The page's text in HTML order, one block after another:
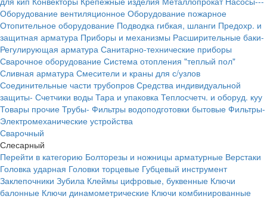
Оборудование вентиляционное Оборудование пожарное
Отопительное оборудование Подводка гибкая, шланги Предохр. и
защитная арматура Приборы и механизмы Расширительные баки-
Регулирующая арматура Санитарно-технические приборы
Сварочное оборудование Система отопления "теплый пол"
Сливная арматура Смесители и краны для с/узлов
Соединительные части трубопров Средства индивидуальной
защиты- Счетчики воды Тара и упаковка Теплосчетч. и оборуд. куу
Товары прочие Трубы- Фильтры водоподготовки бытовые Фильтры-
Электромеханические устройства
Сварочный
Слесарный
Перейти в категорию Болторезы и ножницы арматурные Верстаки
Головка ударная Головки торцевые Губцевый инструмент
Заклепочники Зубила Клеймы цифровые, буквенные Ключи
балонные Ключи динамометрические Ключи комбинированные